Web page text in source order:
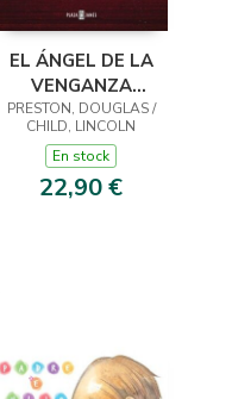
EL ÁNGEL DE LA
VENGANZA
(INSPECTOR
PENDERGAST 22)
PRESTON, DOUGLAS /
CHILD, LINCOLN
En stock
22,90 €